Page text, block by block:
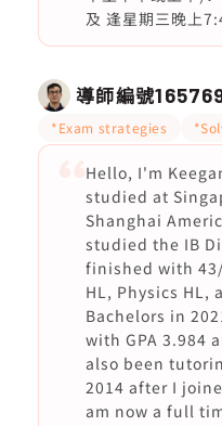
及 逢星期三晚上
導師編號
*Exam strategies
Hello, I'm
studied at
Shanghai
studied the IB
finished with
HL, Physics HL,
Bachelors in
with GPA 3.984
also been
2014 after I
am now a full